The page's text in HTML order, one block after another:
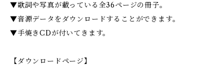
▼歌詞や写真が載っている全36ページの冊子。
▼音源データをダウンロードすることができます。
▼手焼きCDが付いてきます。
【ダウンロードページ】